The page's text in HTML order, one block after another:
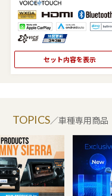
セット内容を表示
／車種専用商品